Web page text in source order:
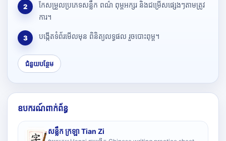
2
កែសម្រួលប្រភេទសន្លឹក ពណ៌ ពុម្ពអក្សរ និងជម្រើសផ្សេងៗតាមត្រូវ
ការ។
3 បង្កើតទំព័រមើលមុន ពិនិត្យលទ្ធផល រួចបោះពុម្ព។
ជំនួយបន្ថែម
ឧបករណ៍ពាក់ព័ន្ធ
សន្លឹក ក្រឡា Tian Zi